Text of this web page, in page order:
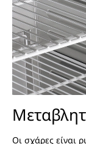
Οι σχάρες είναι